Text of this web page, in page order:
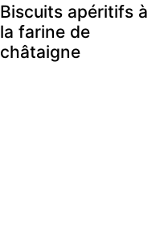
Biscuits apéritifs à
la farine de
châtaigne